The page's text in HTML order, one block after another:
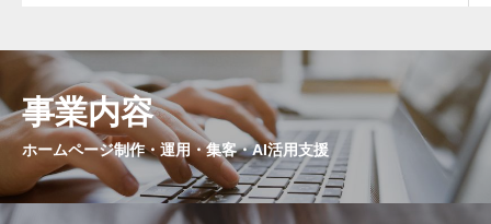
事業内容
ホームページ制作・運用・集客・AI活用支援